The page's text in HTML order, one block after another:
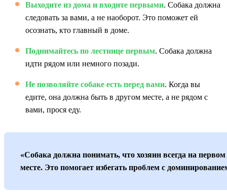
Выходите из дома и входите первыми. Собака должна
следовать за вами, а не наоборот. Это поможет ей
осознать, кто главный в доме.
Поднимайтесь по лестнице первым. Собака должна
идти рядом или немного позади.
Не позволяйте собаке есть перед вами. Когда вы
едите, она должна быть в другом месте, а не рядом с
вами, прося еду.
«Собака должна понимать, что хозяин всегда на первом
месте. Это помогает избегать проблем с